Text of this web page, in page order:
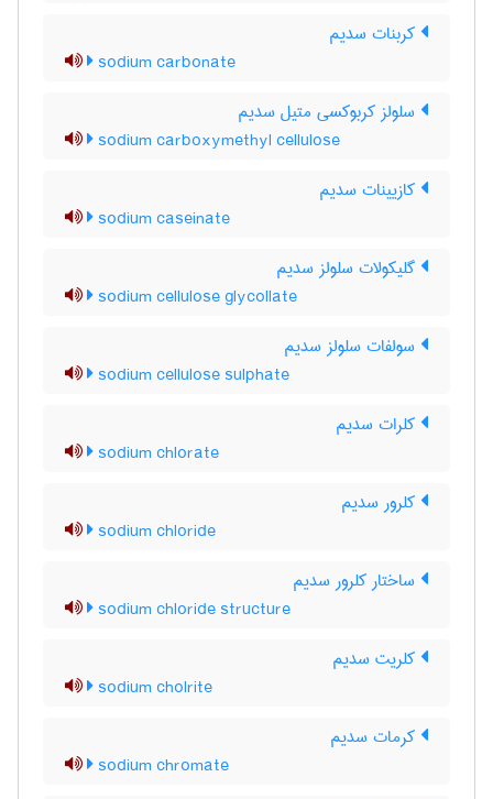
کربنات سدیم
sodium carbonate
سلولز کربوکسی متیل سدیم
sodium carboxymethyl cellulose
کازیینات سدیم
sodium caseinate
گلیکولات سلولز سدیم
sodium cellulose glycollate
سولفات سلولز سدیم
sodium cellulose sulphate
کلرات سدیم
sodium chlorate
کلرور سدیم
sodium chloride
ساختار کلرور سدیم
sodium chloride structure
کلریت سدیم
sodium cholrite
کرمات سدیم
sodium chromate